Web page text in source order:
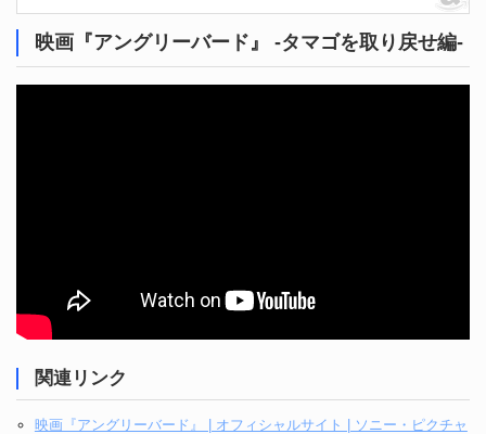
映画『アングリーバード』 -タマゴを取り戻せ編-
関連リンク
映画『アングリーバード』 | オフィシャルサイト | ソニー・ピクチャ